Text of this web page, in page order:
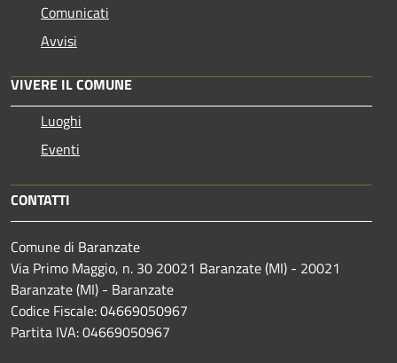
Comunicati
Avvisi
VIVERE IL COMUNE
Luoghi
Eventi
CONTATTI
Comune di Baranzate
Via Primo Maggio, n. 30 20021 Baranzate (MI) - 20021
Baranzate (MI) - Baranzate
Codice Fiscale: 04669050967
Partita IVA: 04669050967